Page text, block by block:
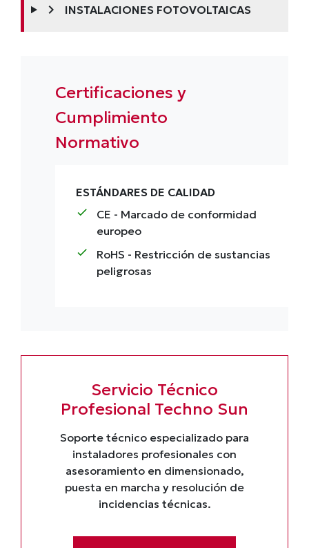
chevron_right INSTALACIONES FOTOVOLTAICAS
Certificaciones y
Cumplimiento
Normativo
ESTÁNDARES DE CALIDAD
check CE - Marcado de conformidad
europeo
check RoHS - Restricción de sustancias
peligrosas
Servicio Técnico
Profesional Techno Sun
Soporte técnico especializado para
instaladores profesionales con
asesoramiento en dimensionado,
puesta en marcha y resolución de
incidencias técnicas.